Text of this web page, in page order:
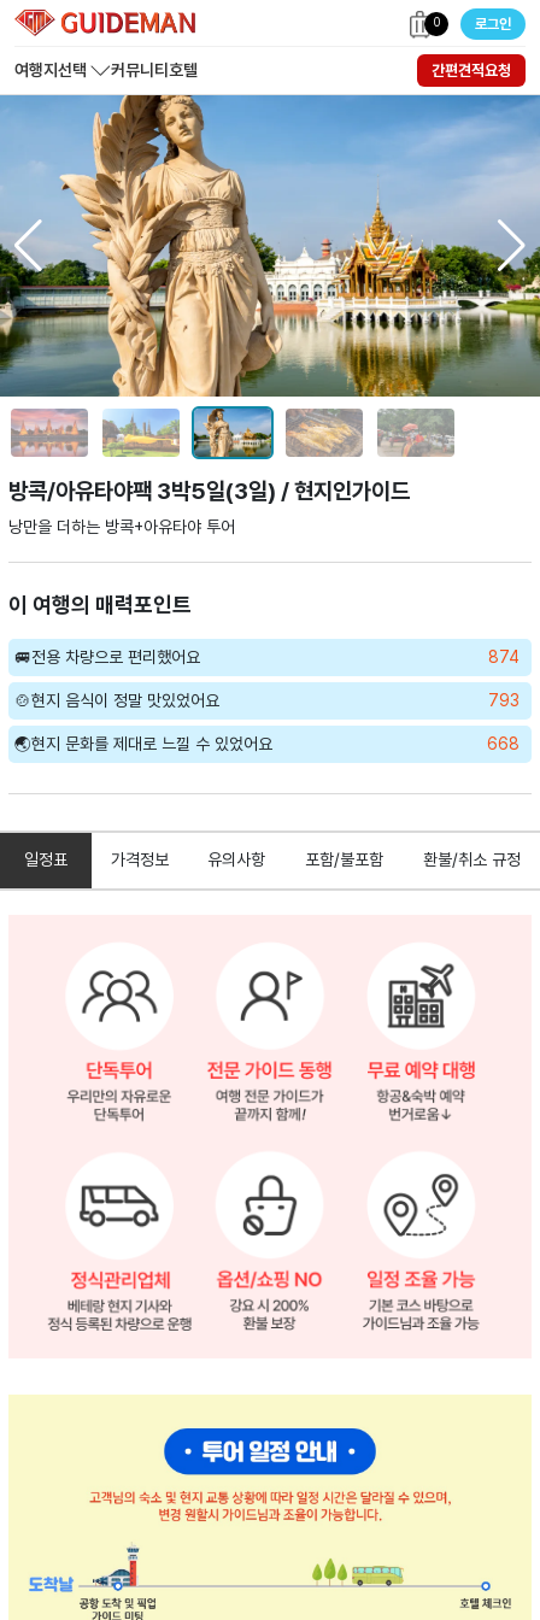
0 로그인
여행지선택 커뮤니티 호텔 간편견적요청
방콕/아유타야팩 3박5일(3일) / 현지인가이드
낭만을 더하는 방콕+아유타야 투어
이 여행의 매력포인트
🚐전용 차량으로 편리했어요 874
🍲현지 음식이 정말 맛있었어요 793
🌏현지 문화를 제대로 느낄 수 있었어요 668
일정표 가격정보 유의사항 포함/불포함 환불/취소 규정